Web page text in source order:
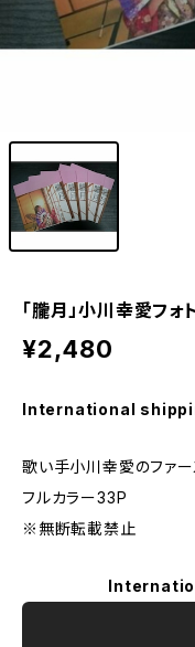
「朧月」小川幸愛フォ
¥2,480
International
歌い手小川幸愛のファー
フルカラー33P
※無断転載禁止